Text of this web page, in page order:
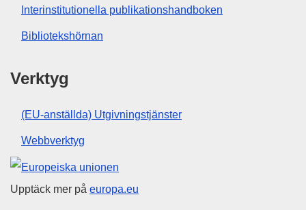
Interinstitutionella publikationshandboken
Bibliotekshörnan
Verktyg
(EU-anställda) Utgivningstjänster
Webbverktyg
Europeiska unionen
Upptäck mer på europa.eu